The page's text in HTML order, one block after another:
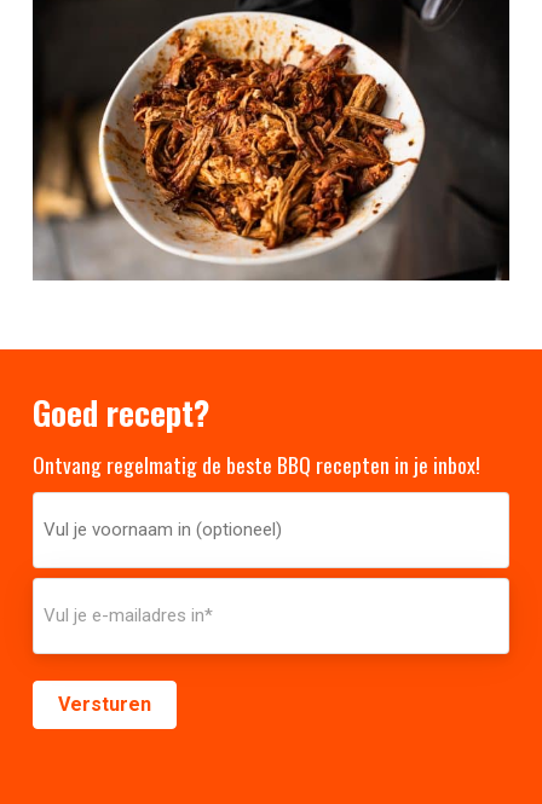
Goed recept?
Ontvang regelmatig de beste BBQ recepten in je inbox!